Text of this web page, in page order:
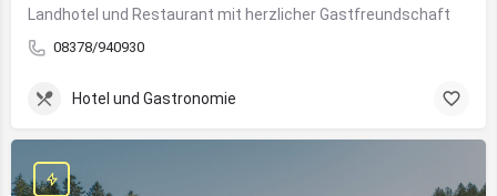
Landhotel und Restaurant mit herzlicher Gastfreundschaft
08378/940930
Hotel und Gastronomie